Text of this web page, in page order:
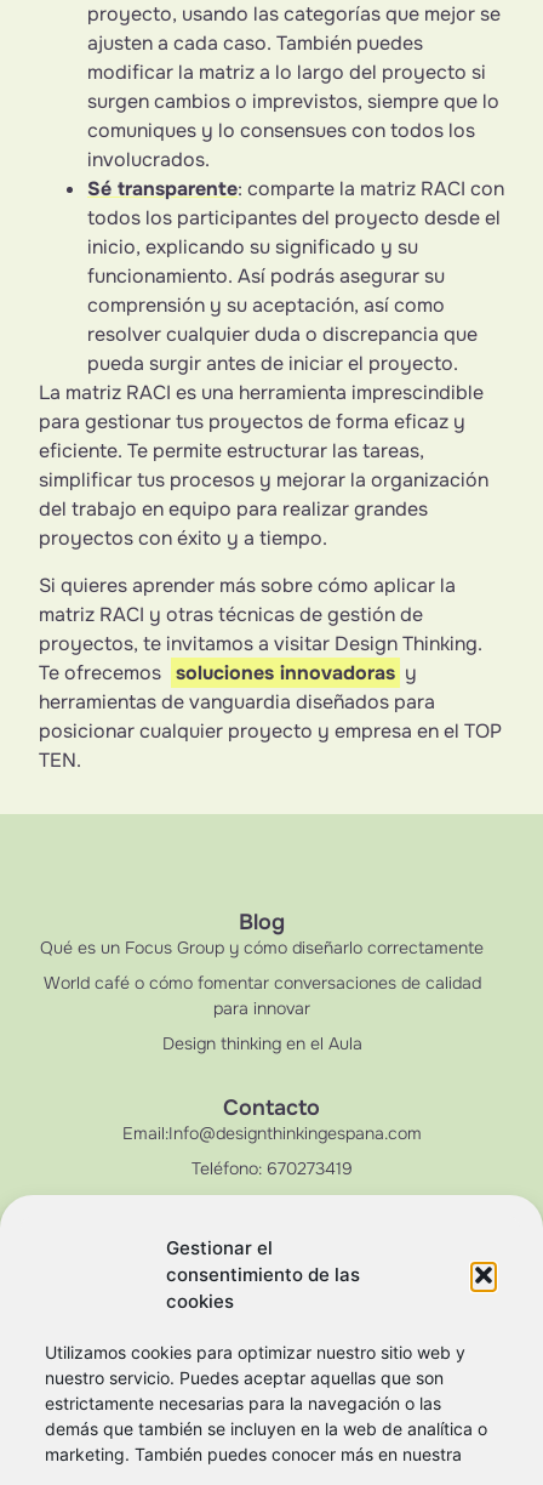
Gestionar el
consentimiento de las
cookies
Utilizamos cookies para optimizar nuestro sitio web y
nuestro servicio. Puedes aceptar aquellas que son
estrictamente necesarias para la navegación o las
demás que también se incluyen en la web de analítica o
marketing. También puedes conocer más en nuestra
proyecto, usando las categorías que mejor se
ajusten a cada caso. También puedes
modificar la matriz a lo largo del proyecto si
surgen cambios o imprevistos, siempre que lo
comuniques y lo consensues con todos los
involucrados.
Sé transparente: comparte la matriz RACI con
todos los participantes del proyecto desde el
inicio, explicando su significado y su
funcionamiento. Así podrás asegurar su
comprensión y su aceptación, así como
resolver cualquier duda o discrepancia que
pueda surgir antes de iniciar el proyecto.
La matriz RACI es una herramienta imprescindible
para gestionar tus proyectos de forma eficaz y
eficiente. Te permite estructurar las tareas,
simplificar tus procesos y mejorar la organización
del trabajo en equipo para realizar grandes
proyectos con éxito y a tiempo.
Si quieres aprender más sobre cómo aplicar la
matriz RACI y otras técnicas de gestión de
proyectos, te invitamos a visitar Design Thinking.
Te ofrecemos soluciones innovadoras y
herramientas de vanguardia diseñados para
posicionar cualquier proyecto y empresa en el TOP
TEN.
Blog
Qué es un Focus Group y cómo diseñarlo correctamente
World café o cómo fomentar conversaciones de calidad
para innovar
Design thinking en el Aula
Contacto
Email:Info@designthinkingespana.com
Teléfono: 670273419